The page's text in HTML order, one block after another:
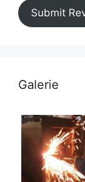
Submit
Galerie